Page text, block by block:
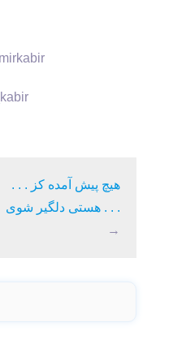
. . . هیچ پیش آمده کز
هستی دلگیر شوی . . .
→